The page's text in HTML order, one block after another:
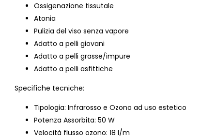
Ossigenazione tissutale
Atonia
Pulizia del viso senza vapore
Adatto a pelli giovani
Adatto a pelli grasse/impure
Adatto a pelli asfittiche
Specifiche tecniche:
Tipologia: Infrarosso e Ozono ad uso estetico
Potenza Assorbita: 50 W
Velocità flusso ozono: 18 l/m